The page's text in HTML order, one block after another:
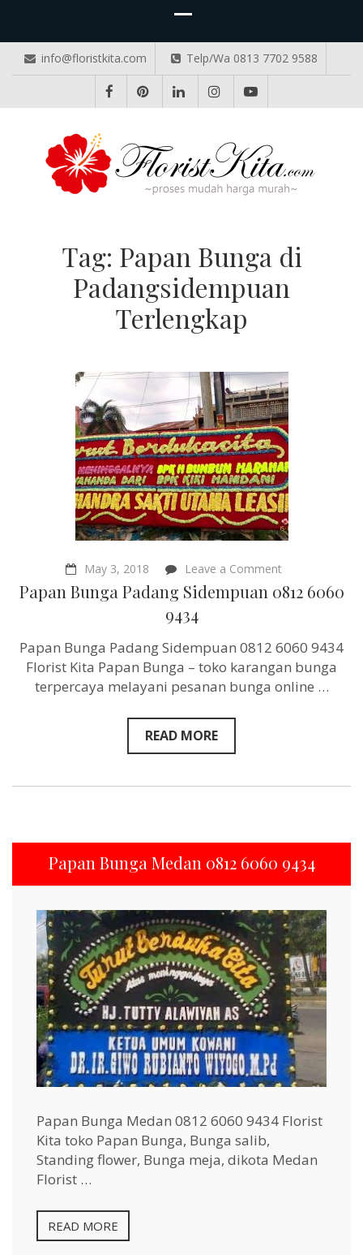
info@floristkita.com Telp/Wa 0813 7702 9588
Tag: Papan Bunga di
Padangsidempuan
Terlengkap
May 3, 2018 Leave a Commenton
Papan
Bunga
6060
9434
Papan Bunga Padang Sidempuan 0812 6060
9434
Papan Bunga Padang Sidempuan 0812 6060 9434
Florist Kita Papan Bunga – toko karangan bunga
terpercaya melayani pesanan bunga online …
READ MORE
Papan Bunga Medan 0812 6060 9434
Papan Bunga Medan 0812 6060 9434 Florist
Kita toko Papan Bunga, Bunga salib,
Standing flower, Bunga meja, dikota Medan
Florist …
READ MORE